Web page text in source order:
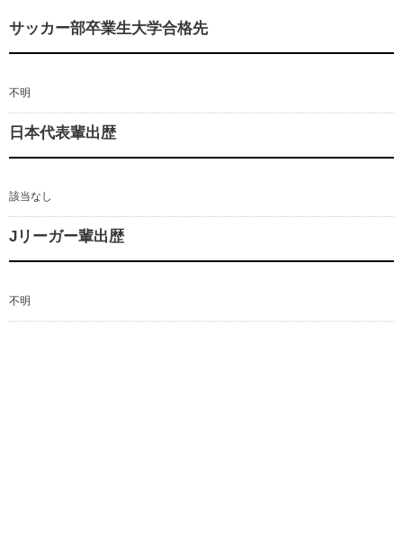
サッカー部卒業生大学合格先
不明
日本代表輩出歴
該当なし
Jリーガー輩出歴
不明